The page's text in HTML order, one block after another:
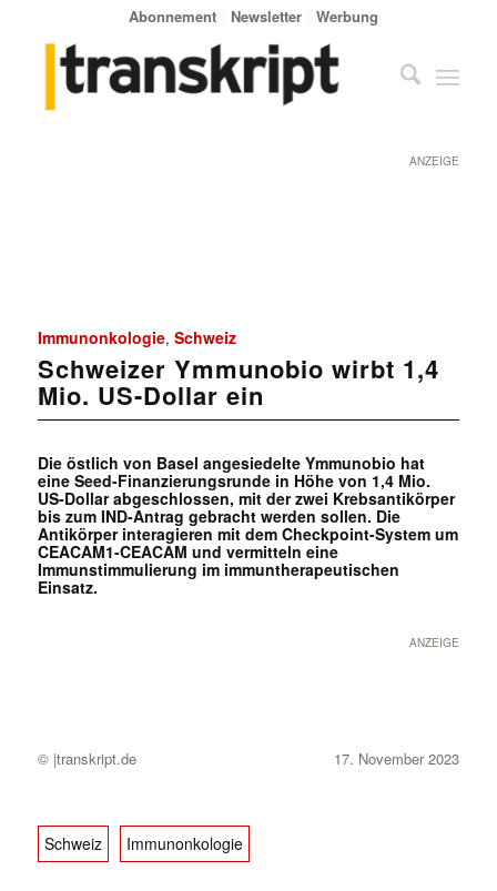
Abonnement Newsletter Werbung
ANZEIGE
Immunonkologie, Schweiz
Schweizer Ymmunobio wirbt 1,4
Mio. US-Dollar ein
Die östlich von Basel angesiedelte Ymmunobio hat
eine Seed-Finanzierungsrunde in Höhe von 1,4 Mio.
US-Dollar abgeschlossen, mit der zwei Krebsantikörper
bis zum IND-Antrag gebracht werden sollen. Die
Antikörper interagieren mit dem Checkpoint-System um
CEACAM1-CEACAM und vermitteln eine
Immunstimmulierung im immuntherapeutischen
Einsatz.
ANZEIGE
© |transkript.de 17. November 2023
Schweiz Immunonkologie